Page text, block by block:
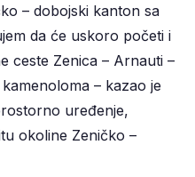
– dobojski kanton sa
da će uskoro početi i
ceste Zenica – Arnauti –
– kazao je
uređenje,
okoline Zeničko –